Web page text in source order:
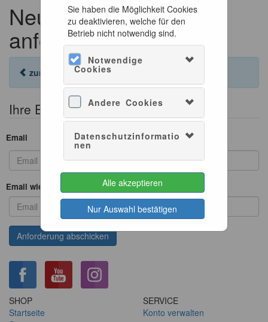
Sie haben die Möglichkeit Cookies
zu deaktivieren, welche für den
Betrieb nicht notwendig sind.
Notwendige
Cookies
Andere Cookies
Datenschutzinformatio
nen
Alle akzeptieren
Nur Auswahl bestätigen
Neues Passwort
anfordern
zurück zur Anmeldung
Ihre Emailadresse angeben
Email
Email wiederholen
SHOP
Startseite
SERVICE
Konto verwalten